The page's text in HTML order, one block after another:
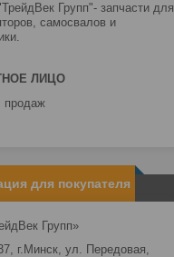
Групп"- запчасти для
самосвалов и
продаж
для покупателя
Групп»
г.Минск, ул. Передовая,